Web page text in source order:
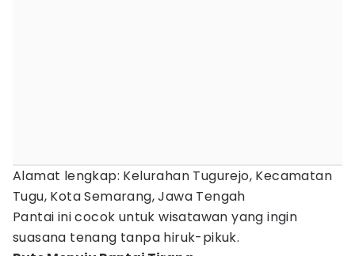
Alamat lengkap: Kelurahan Tugurejo, Kecamatan
Tugu, Kota Semarang, Jawa Tengah
Pantai ini cocok untuk wisatawan yang ingin
suasana tenang tanpa hiruk-pikuk.